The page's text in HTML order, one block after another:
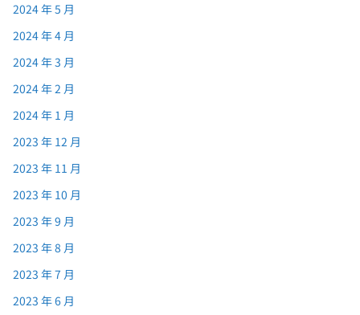
2024 年 5 月
2024 年 4 月
2024 年 3 月
2024 年 2 月
2024 年 1 月
2023 年 12 月
2023 年 11 月
2023 年 10 月
2023 年 9 月
2023 年 8 月
2023 年 7 月
2023 年 6 月